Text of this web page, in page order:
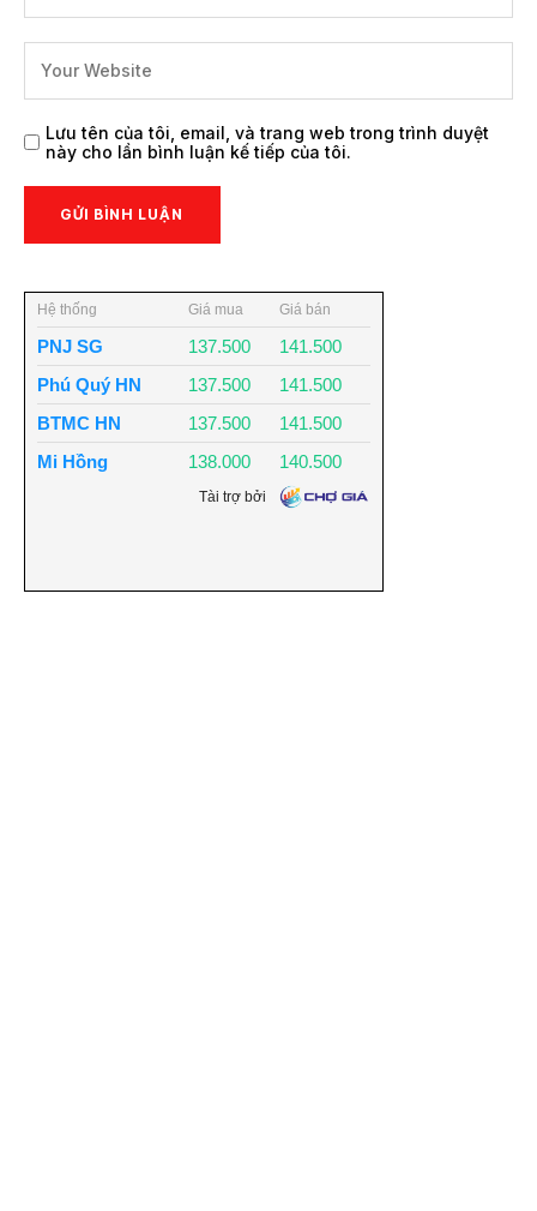
Lưu tên của tôi, email, và trang web trong trình duyệt
này cho lần bình luận kế tiếp của tôi.